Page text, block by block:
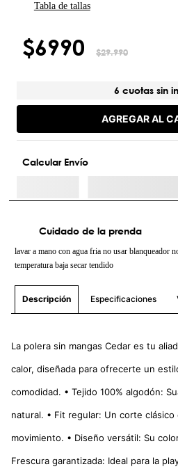
Tabla de tallas
$6990 $29.990
6 cuotas sin
AGREGAR AL
Calcular Envío
Cuidado de la prenda
lavar a mano con agua fria no usar blanqueador
temperatura baja secar tendido
Descripción Especificaciones
La polera sin mangas Cedar es tu
calor, diseñada para ofrecerte un
comodidad. • Tejido 100% algodón:
natural. • Fit regular: Un corte
movimiento. • Diseño versátil: Su
Frescura garantizada: Ideal para la